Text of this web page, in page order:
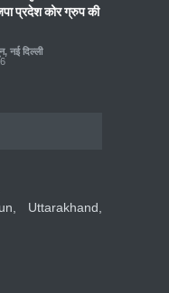
प्रदेश कोर ग्रुप की
, नई दिल्ली
Uttarakhand,